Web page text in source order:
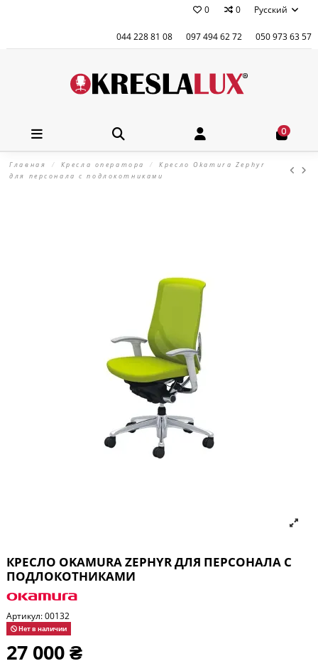
0 0 Русский
044 228 81 08 097 494 62 72 050 973 63 57
0
Главная Кресла оператора
Кресло Okamura Zephyr
для персонала с подлокотниками
КРЕСЛО OKAMURA ZEPHYR ДЛЯ ПЕРСОНАЛА С
ПОДЛОКОТНИКАМИ
Артикул:00132
Нет в наличии
27 000 ₴